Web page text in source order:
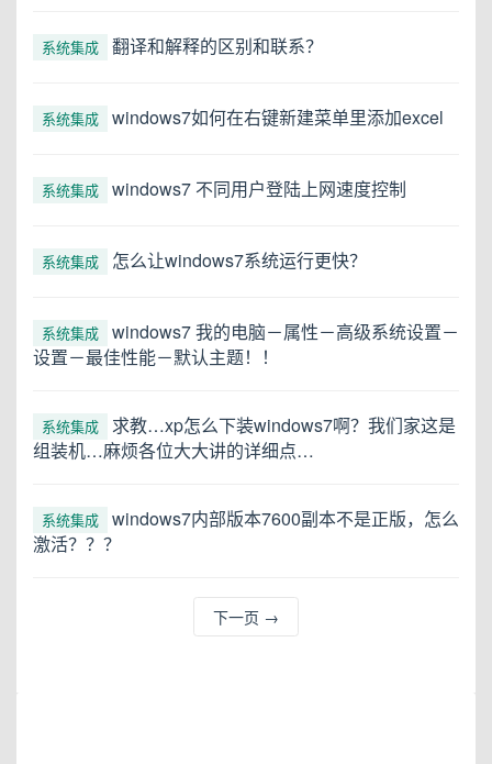
系统集成 翻译和解释的区别和联系？
系统集成 windows7如何在右键新建菜单里添加excel
系统集成 windows7 不同用户登陆上网速度控制
系统集成 怎么让windows7系统运行更快？
系统集成
windows7 我的电脑－属性－高级系统设置－
设置－最佳性能－默认主题！！
系统集成
求教…xp怎么下装windows7啊？我们家这是
组装机…麻烦各位大大讲的详细点…
系统集成
windows7内部版本7600副本不是正版，怎么
激活？？？
下一页 →